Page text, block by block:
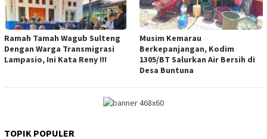
Ramah Tamah Wagub Sulteng
Dengan Warga Transmigrasi
Lampasio, Ini Kata Reny !!!
Musim Kemarau
Berkepanjangan, Kodim
1305/BT Salurkan Air Bersih di
Desa Buntuna
TOPIK POPULER